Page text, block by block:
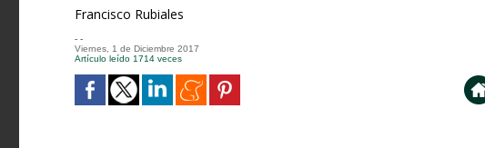
Francisco Rubiales
- -
Viernes, 1 de Diciembre 2017
Artículo leído 1714 veces